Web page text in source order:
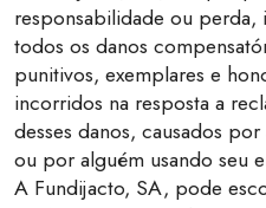
responsabilidade ou perda,
todos os danos
punitivos, exemplares e
incorridos na resposta a
desses danos, causados
ou por alguém usando seu
A Fundijacto, SA, pode